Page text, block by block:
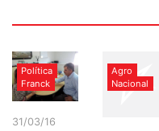
Política
Franck
31/03/16
Agro
Nacional